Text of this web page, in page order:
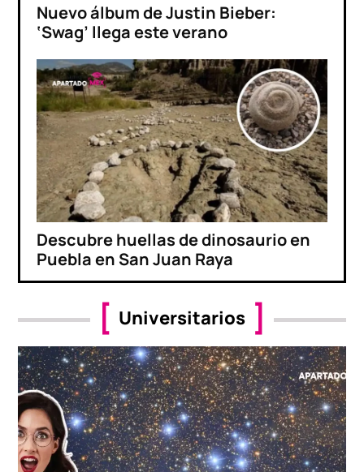
Nuevo álbum de Justin Bieber:
‘Swag’ llega este verano
Descubre huellas de dinosaurio en
Puebla en San Juan Raya
Universitarios